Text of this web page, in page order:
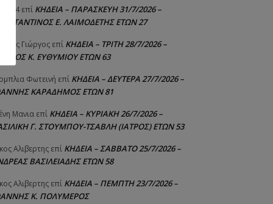
επί ΚΗΔΕΙΑ – ΠΑΡΑΣΚΕΥΗ 31/7/2026 –
Ε. ΛΑΙΜΟΔΕΤΗΣ ΕΤΩΝ 27
Γιώργος επί ΚΗΔΕΙΑ – ΤΡΙΤΗ 28/7/2026 –
Κ. ΕΥΘΥΜΙΟΥ ΕΤΩΝ 63
Φωτεινή επί ΚΗΔΕΙΑ – ΔΕΥΤΕΡΑ 27/7/2026 –
ΚΑΡΑΔΗΜΟΣ ΕΤΩΝ 81
Μανια επί ΚΗΔΕΙΑ – ΚΥΡΙΑΚΗ 26/7/2026 –
Γ. ΣΤΟΥΜΠΟΥ-ΤΣΑΒΛΗ (ΙΑΤΡΟΣ) ΕΤΩΝ 53
Αλιβερτης επί ΚΗΔΕΙΑ – ΣΑΒΒΑΤΟ 25/7/2026 –
ΒΑΣΙΛΕΙΑΔΗΣ ΕΤΩΝ 58
Αλιβερτης επί ΚΗΔΕΙΑ – ΠΕΜΠΤΗ 23/7/2026 –
Κ. ΠΟΛΥΜΕΡΟΣ